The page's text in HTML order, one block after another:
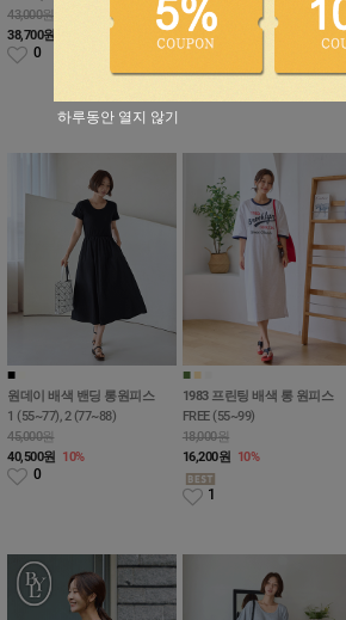
43,000원
38,700원
0
51,000원
45,900
1
■
원데이 배색 밴딩 롱원피스
1 (55~77), 2 (77~88)
45,000원
40,500원 10%
0
■ ■
1983 프린팅 배색 롱 원피스
FREE (55~99)
18,000원
16,200원 10%
1
하루동안 열지 않기